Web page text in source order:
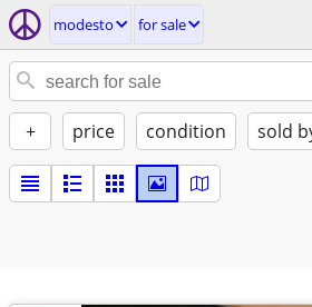
modesto for sale
+ price condition sold